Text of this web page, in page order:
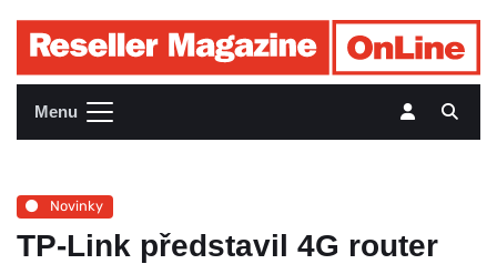
Menu
Novinky
TP-Link představil 4G router